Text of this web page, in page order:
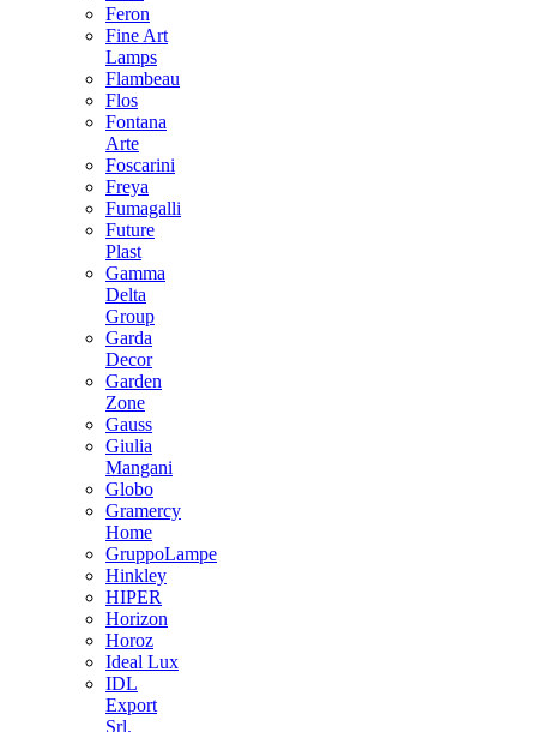
Feron
Fine Art
Lamps
Flambeau
Flos
Fontana
Arte
Foscarini
Freya
Fumagalli
Future
Plast
Gamma
Delta
Group
Garda
Decor
Garden
Zone
Gauss
Giulia
Mangani
Globo
Gramercy
Home
GruppoLampe
Hinkley
HIPER
Horizon
Horoz
Ideal Lux
IDL
Export
Srl.